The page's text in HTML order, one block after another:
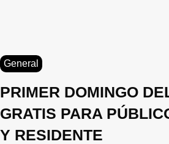
General
PRIMER DOMINGO
GRATIS PARA
Y RESIDENTE